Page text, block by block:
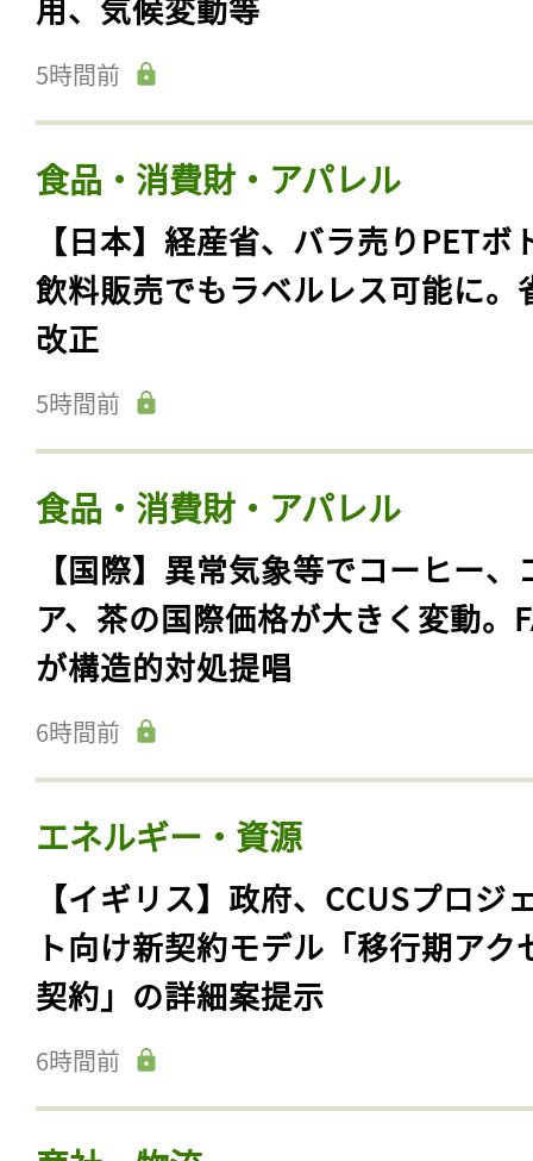
用、気候変動等
5時間前
食品・消費財・アパレル
【日本】経産省、バラ売りPETボ
飲料販売でもラベルレス可能に。
改正
5時間前
食品・消費財・アパレル
【国際】異常気象等でコーヒー、
ア、茶の国際価格が大きく変動。
が構造的対処提唱
6時間前
エネルギー・資源
【イギリス】政府、CCUSプロジ
ト向け新契約モデル「移行期アク
契約」の詳細案提示
6時間前